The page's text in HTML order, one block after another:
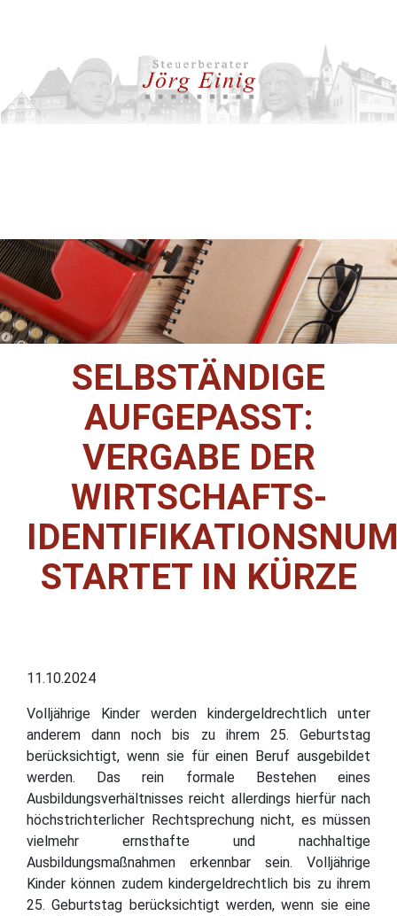
SELBSTÄNDIGE
AUFGEPASST:
VERGABE DER
WIRTSCHAFTS-
STARTET IN KÜRZE
11.10.2024
Volljährige Kinder werden kindergeldrechtlich unter
anderem dann noch bis zu ihrem 25. Geburtstag
berücksichtigt, wenn sie für einen Beruf ausgebildet
werden. Das rein formale Bestehen eines
Ausbildungsverhältnisses reicht allerdings hierfür nach
höchstrichterlicher Rechtsprechung nicht, es müssen
vielmehr ernsthafte und nachhaltige
Ausbildungsmaßnahmen erkennbar sein. Volljährige
Kinder können zudem kindergeldrechtlich bis zu ihrem
25. Geburtstag berücksichtigt werden, wenn sie eine